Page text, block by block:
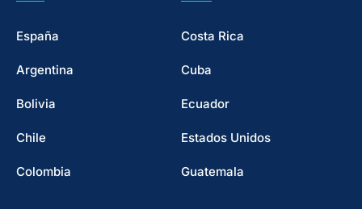
España
Argentina
Bolivia
Chile
Colombia
Costa Rica
Cuba
Ecuador
Estados Unidos
Guatemala